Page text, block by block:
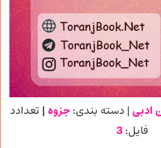
ادبی | دسته بندی:جزوه | تعدادد
فایل:3